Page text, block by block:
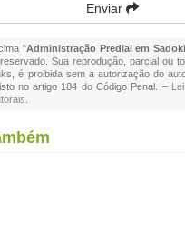
Enviar
"Administração Predial em
Sua reprodução, parcial ou
é proibida sem a autorização do
no artigo 184 do Código Penal. –